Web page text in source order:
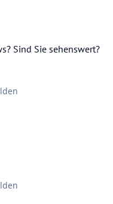
Sind Sie sehenswert?